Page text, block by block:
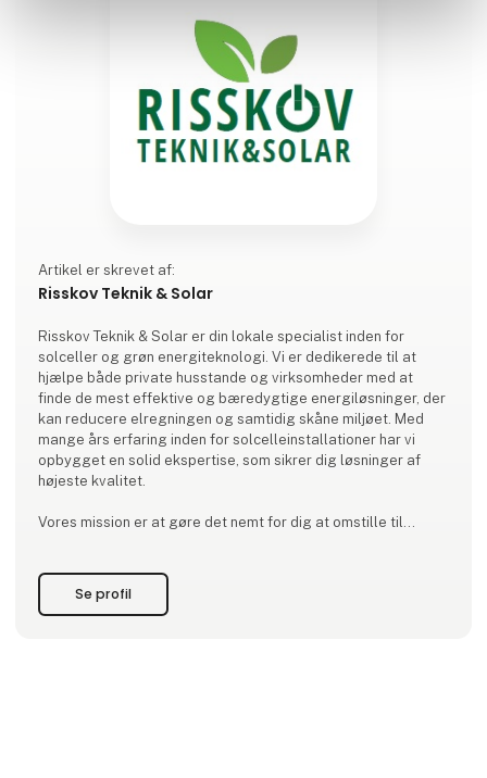
Artikel er skrevet af:
Risskov Teknik & Solar
Risskov Teknik & Solar er din lokale specialist inden for
solceller og grøn energiteknologi. Vi er dedikerede til at
hjælpe både private husstande og virksomheder med at
finde de mest effektive og bæredygtige energiløsninger, der
kan reducere elregningen og samtidig skåne miljøet. Med
mange års erfaring inden for solcelleinstallationer har vi
opbygget en solid ekspertise, som sikrer dig løsninger af
højeste kvalitet.
Vores mission er at gøre det nemt for dig at omstille til
Se profil